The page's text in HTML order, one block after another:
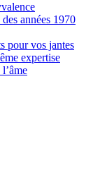
années 1970
pour vos jantes
expertise